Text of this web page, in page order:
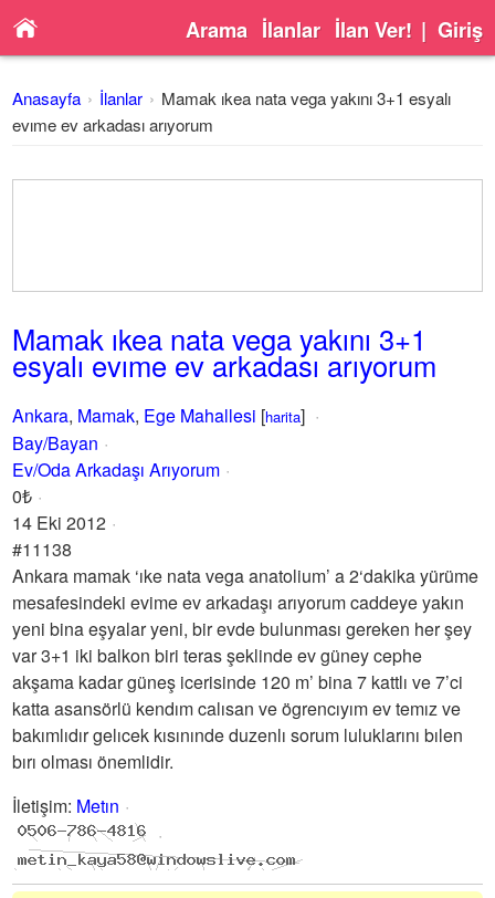
Arama İlanlar İlan Ver! | Giriş
Anasayfa İlanlar
Mamak ıkea nata vega yakını 3+1 esyalı
evıme ev arkadası arıyorum
Mamak ıkea nata vega yakını 3+1
esyalı evıme ev arkadası arıyorum
Ankara, Mamak, Ege Mahallesi [harita]
Bay/Bayan
Ev/Oda Arkadaşı Arıyorum
0₺
14 Eki 2012
#11138
Ankara mamak ‘ıke nata vega anatolium’ a 2‘dakika yürüme
mesafesindeki evime ev arkadaşı arıyorum caddeye yakın
yeni bina eşyalar yeni, bir evde bulunması gereken her şey
var 3+1 iki balkon biri teras şeklinde ev güney cephe
akşama kadar güneş icerisinde 120 m’ bina 7 kattlı ve 7’ci
katta asansörlü kendım calısan ve ögrencıyım ev temız ve
bakımlıdır gelıcek kısınınde duzenlı sorum luluklarını bılen
bırı olması önemlidir.
İletişim: Metın